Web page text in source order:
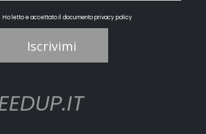
Ho letto e accettato il documentoprivacy policy
Iscrivimi